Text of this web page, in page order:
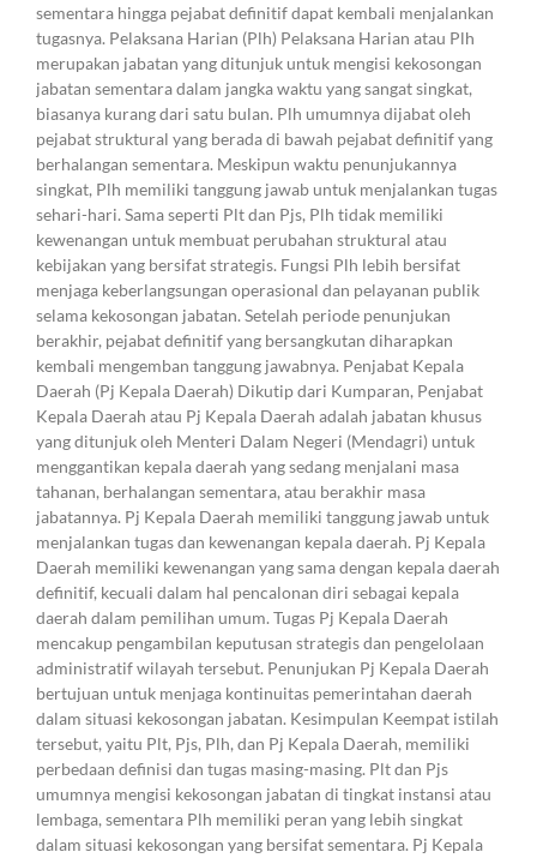
sementara hingga pejabat definitif dapat kembali menjalankan
tugasnya. Pelaksana Harian (Plh) Pelaksana Harian atau Plh
merupakan jabatan yang ditunjuk untuk mengisi kekosongan
jabatan sementara dalam jangka waktu yang sangat singkat,
biasanya kurang dari satu bulan. Plh umumnya dijabat oleh
pejabat struktural yang berada di bawah pejabat definitif yang
berhalangan sementara. Meskipun waktu penunjukannya
singkat, Plh memiliki tanggung jawab untuk menjalankan tugas
sehari-hari. Sama seperti Plt dan Pjs, Plh tidak memiliki
kewenangan untuk membuat perubahan struktural atau
kebijakan yang bersifat strategis. Fungsi Plh lebih bersifat
menjaga keberlangsungan operasional dan pelayanan publik
selama kekosongan jabatan. Setelah periode penunjukan
berakhir, pejabat definitif yang bersangkutan diharapkan
kembali mengemban tanggung jawabnya. Penjabat Kepala
Daerah (Pj Kepala Daerah) Dikutip dari Kumparan, Penjabat
Kepala Daerah atau Pj Kepala Daerah adalah jabatan khusus
yang ditunjuk oleh Menteri Dalam Negeri (Mendagri) untuk
menggantikan kepala daerah yang sedang menjalani masa
tahanan, berhalangan sementara, atau berakhir masa
jabatannya. Pj Kepala Daerah memiliki tanggung jawab untuk
menjalankan tugas dan kewenangan kepala daerah. Pj Kepala
Daerah memiliki kewenangan yang sama dengan kepala daerah
definitif, kecuali dalam hal pencalonan diri sebagai kepala
daerah dalam pemilihan umum. Tugas Pj Kepala Daerah
mencakup pengambilan keputusan strategis dan pengelolaan
administratif wilayah tersebut. Penunjukan Pj Kepala Daerah
bertujuan untuk menjaga kontinuitas pemerintahan daerah
dalam situasi kekosongan jabatan. Kesimpulan Keempat istilah
tersebut, yaitu Plt, Pjs, Plh, dan Pj Kepala Daerah, memiliki
perbedaan definisi dan tugas masing-masing. Plt dan Pjs
umumnya mengisi kekosongan jabatan di tingkat instansi atau
lembaga, sementara Plh memiliki peran yang lebih singkat
dalam situasi kekosongan yang bersifat sementara. Pj Kepala